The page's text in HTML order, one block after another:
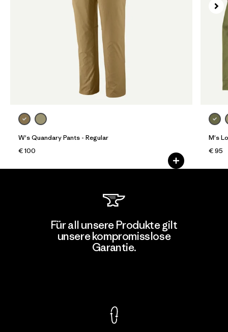
W's Quandary Pants - Regular
€ 100
M's
€ 95
Für all unsere Produkte gilt
unsere kompromisslose
Garantie.